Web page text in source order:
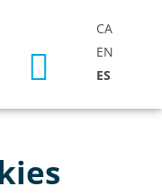
CA
EN
ES